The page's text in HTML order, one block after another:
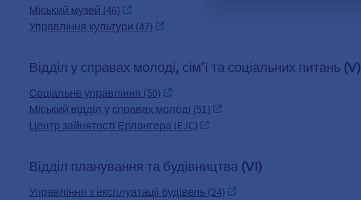
Міський музей (46)
Управління культури (47)
Відділ у справах молоді, сім’ї та соціальних питань (V)
Соціальне управління (50)
Міський відділ у справах молоді (51)
Центр зайнятості Ерлангера (EJC)
Відділ планування та будівництва (VI)
Управління з експлуатації будівель (24)